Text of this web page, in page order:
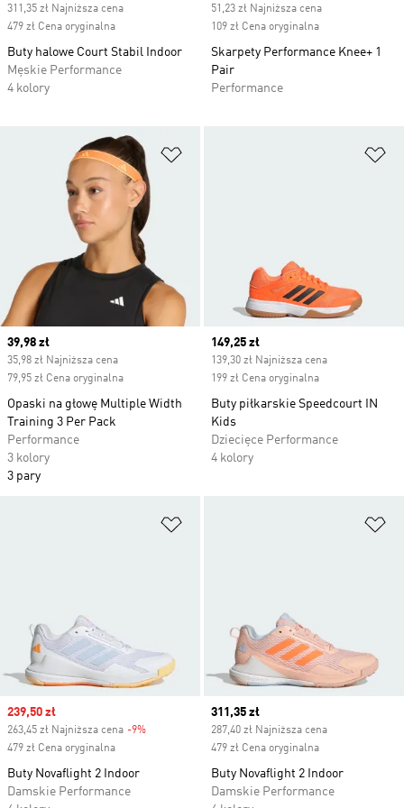
311,35 zł Najniższa cena
479 zł Cena oryginalna
Buty halowe Court Stabil Indoor
Męskie Performance
4 kolory
51,23 zł Najniższa cena
109 zł Cena oryginalna
Skarpety Performance Knee+ 1
Pair
Performance
Current price
39,98 zł
35,98 zł Najniższa cena
79,95 zł Cena oryginalna
Opaski na głowę Multiple Width
Training 3 Per Pack
Performance
3 kolory
3 pary
Current price
149,25 zł
139,30 zł Najniższa cena
199 zł Cena oryginalna
Buty piłkarskie Speedcourt IN
Kids
Dziecięce Performance
4 kolory
Sale price
239,50 zł
263,45 zł Najniższa cena -9%
479 zł Cena oryginalna
Buty Novaflight 2 Indoor
Damskie Performance
Current price
311,35 zł
287,40 zł Najniższa cena
479 zł Cena oryginalna
Buty Novaflight 2 Indoor
Damskie Performance